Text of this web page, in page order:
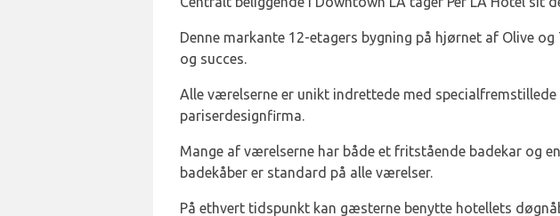
Denne markante 12-etagers bygning på hjørnet af Olive
og succes.
Alle værelserne er unikt indrettede med
pariserdesignfirma.
Mange af værelserne har både et fritstående badekar og
badekåber er standard på alle værelser.
På ethvert tidspunkt kan gæsterne benytte hotellets